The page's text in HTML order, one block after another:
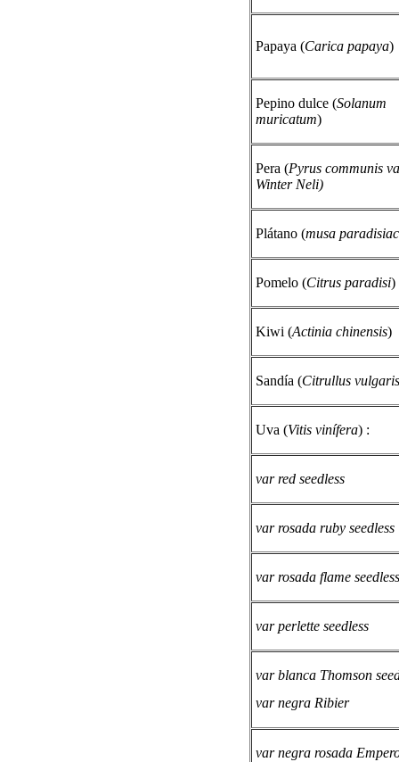
Papaya (Carica papaya)
Pepino dulce (Solanum
muricatum)
Pera (Pyrus communis
Winter Neli)
Plátano (musa
Pomelo (Citrus paradisi)
Kiwi (Actinia chinensis)
Sandía (Citrullus vulgaris
Uva (Vitis vinífera) :
var red seedless
var rosada ruby seedless
var rosada flame seedless
var perlette seedless
var blanca Thomson
var negra Ribier
var negra rosada